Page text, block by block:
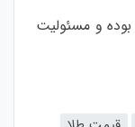
و مسئولیت